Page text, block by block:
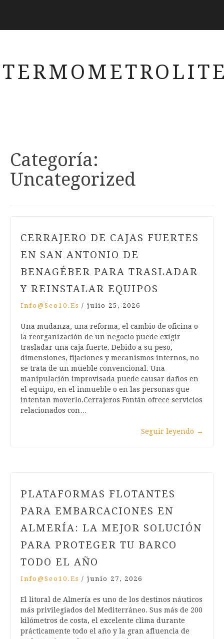
Categoría:
Uncategorized
CERRAJERO DE CAJAS FUERTES
EN SAN ANTONIO DE
BENAGÉBER PARA TRASLADAR
Y REINSTALAR EQUIPOS
Info@seo10.es / julio 25, 2026
Una mudanza, una reforma, el cambio de oficina o
la reorganización de un negocio puede exigir
trasladar una caja fuerte. Debido a su peso,
dimensiones, fijaciones y mecanismos internos, no
se trata de un mueble convencional. Una
manipulación improvisada puede causar daños en
el equipo, en el inmueble o en las personas que
intentan moverlo.Cerrajeros Fontán ofrece servicios
relacionados con…
Seguir leyendo →
PLATAFORMAS FLOTANTES
PARA EMBARCACIONES EN
ALMERÍA: LA MEJOR SOLUCIÓN
PARA PROTEGER TU BARCO
TODO EL AÑO
Info@seo10.es / junio 27, 2026
El litoral de Almería es uno de los destinos náuticos
más privilegiados del Mediterráneo. Sus más de 200
kilómetros de costa, el excelente clima durante
prácticamente todo el año y la gran afluencia de